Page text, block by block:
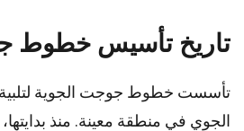
تاريخ تأسيس خطوط
تأسست خطوط جوجت الجوية لتلبية
الجوي في منطقة معينة. منذ